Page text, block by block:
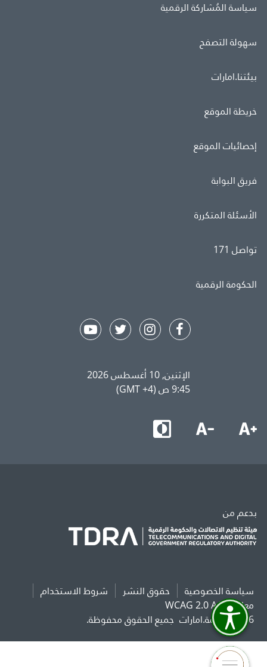
سياسة المُشاركة الرقمية
سهولة التصفح
بيئتنا.امارات
خريطة الموقع
إحصائيات الموقع
فريق البوابة
الأسئلة المتكررة
تواصل 171
الحكومة الرقمية
الإثنين, 10 أغسطس 2026
9:45 ص (GMT +4)
بدعم من
سياسة الخصوصية حقوق النشر
شروط الاستخدام
معايير WCAG 2.0 AAA
2026 حكومة.امارات
جميع الحقوق محفوظة.